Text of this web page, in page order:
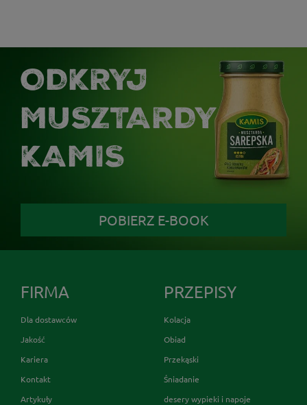
ODKRYJ
MUSZTARDY
KAMIS
POBIERZ E-BOOK
FIRMA
Dla dostawców
Jakość
Kariera
Kontakt
Artykuły
PRZEPISY
Kolacja
Obiad
Przekąski
Śniadanie
desery wypieki i napoje